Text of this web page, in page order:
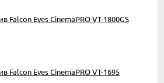
Falcon Eyes CinemaPRO VT-1800GS
Falcon Eyes CinemaPRO VT-1695